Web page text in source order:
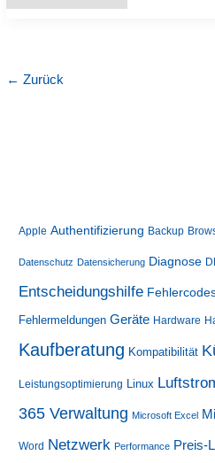
anpassen
← Zurück
Apple Authentifizierung Backup
Datenschutz Datensicherung Diagnose
Entscheidungshilfe
Fehlermeldungen Geräte Hardware
Kaufberatung Kompatibilität
Leistungsoptimierung Linux
365 Verwaltung Microsoft Excel
Word Netzwerk Performance Preis-